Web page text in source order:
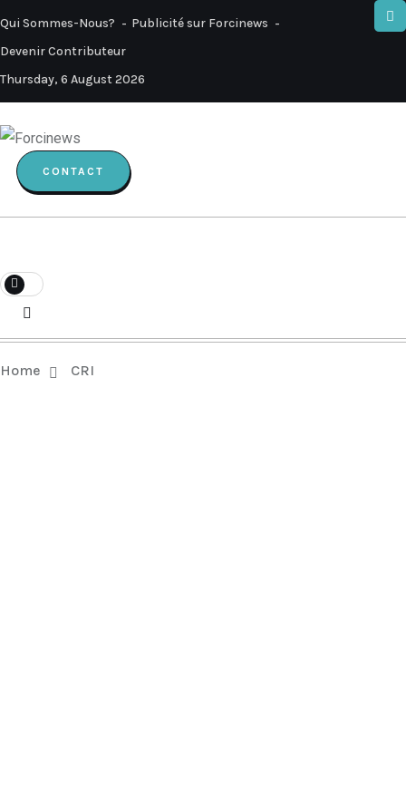
Qui Sommes-Nous?
Publicité sur Forcinews
Devenir Contributeur
Thursday, 6 August 2026
CONTACT
Home CRI